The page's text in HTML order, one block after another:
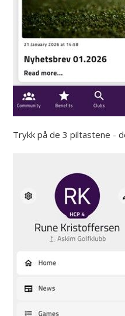
Trykk på de 3 piltastene -